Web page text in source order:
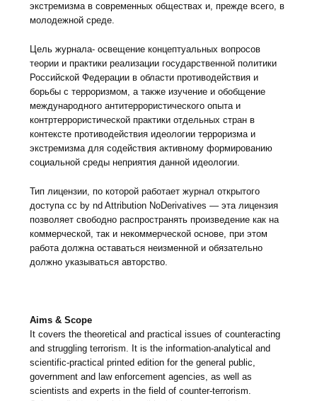
экстремизма в современных обществах и, прежде всего, в
молодежной среде.
Цель журнала- освещение концептуальных вопросов
теории и практики реализации государственной политики
Российской Федерации в области противодействия и
борьбы с терроризмом, а также изучение и обобщение
международного антитеррористического опыта и
контртеррористической практики отдельных стран в
контексте противодействия идеологии терроризма и
экстремизма для содействия активному формированию
социальной среды неприятия данной идеологии.
Тип лицензии, по которой работает журнал открытого
доступа cc by nd Attribution NoDerivatives — эта лицензия
позволяет свободно распространять произведение как на
коммерческой, так и некоммерческой основе, при этом
работа должна оставаться неизменной и обязательно
должно указываться авторство.
Aims & Scope
It covers the theoretical and practical issues of counteracting
and struggling terrorism. It is the information-analytical and
scientific-practical printed edition for the general public,
government and law enforcement agencies, as well as
scientists and experts in the field of counter-terrorism.